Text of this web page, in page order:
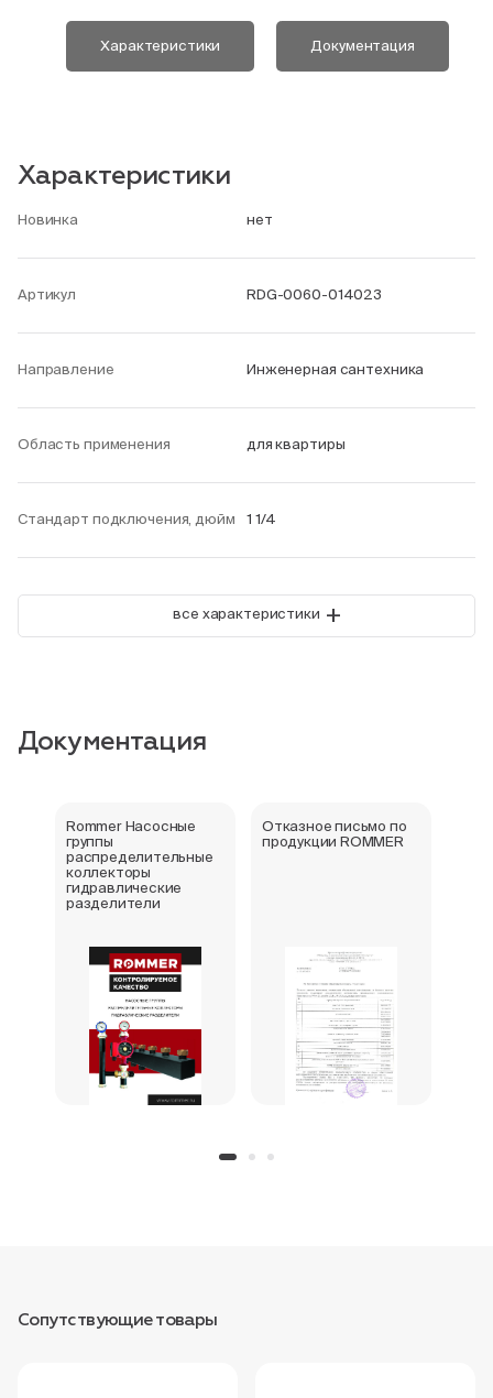
Характеристики Документация
Характеристики
Новинка нет
Артикул RDG-0060-014023
Направление Инженерная сантехника
Область применения для квартиры
Стандарт подключения, дюйм 1 1/4
все характеристики +
Документация
Rommer Насосные
группы
распределительные
коллекторы
гидравлические
разделители
Отказное письмо по
продукции ROMMER
Сопутствующие товары